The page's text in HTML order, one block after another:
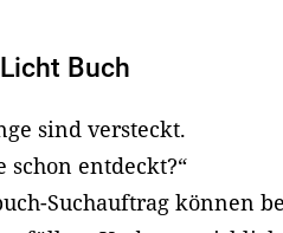
Buch
sind versteckt.
schon entdeckt?“
Suchauftrag können